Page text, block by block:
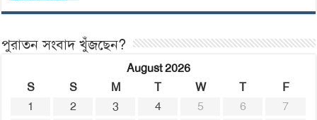
পুরাতন সংবাদ খুঁজছেন?
August 2026
S
S M T W T
F
1
2 3 4 5 6
7